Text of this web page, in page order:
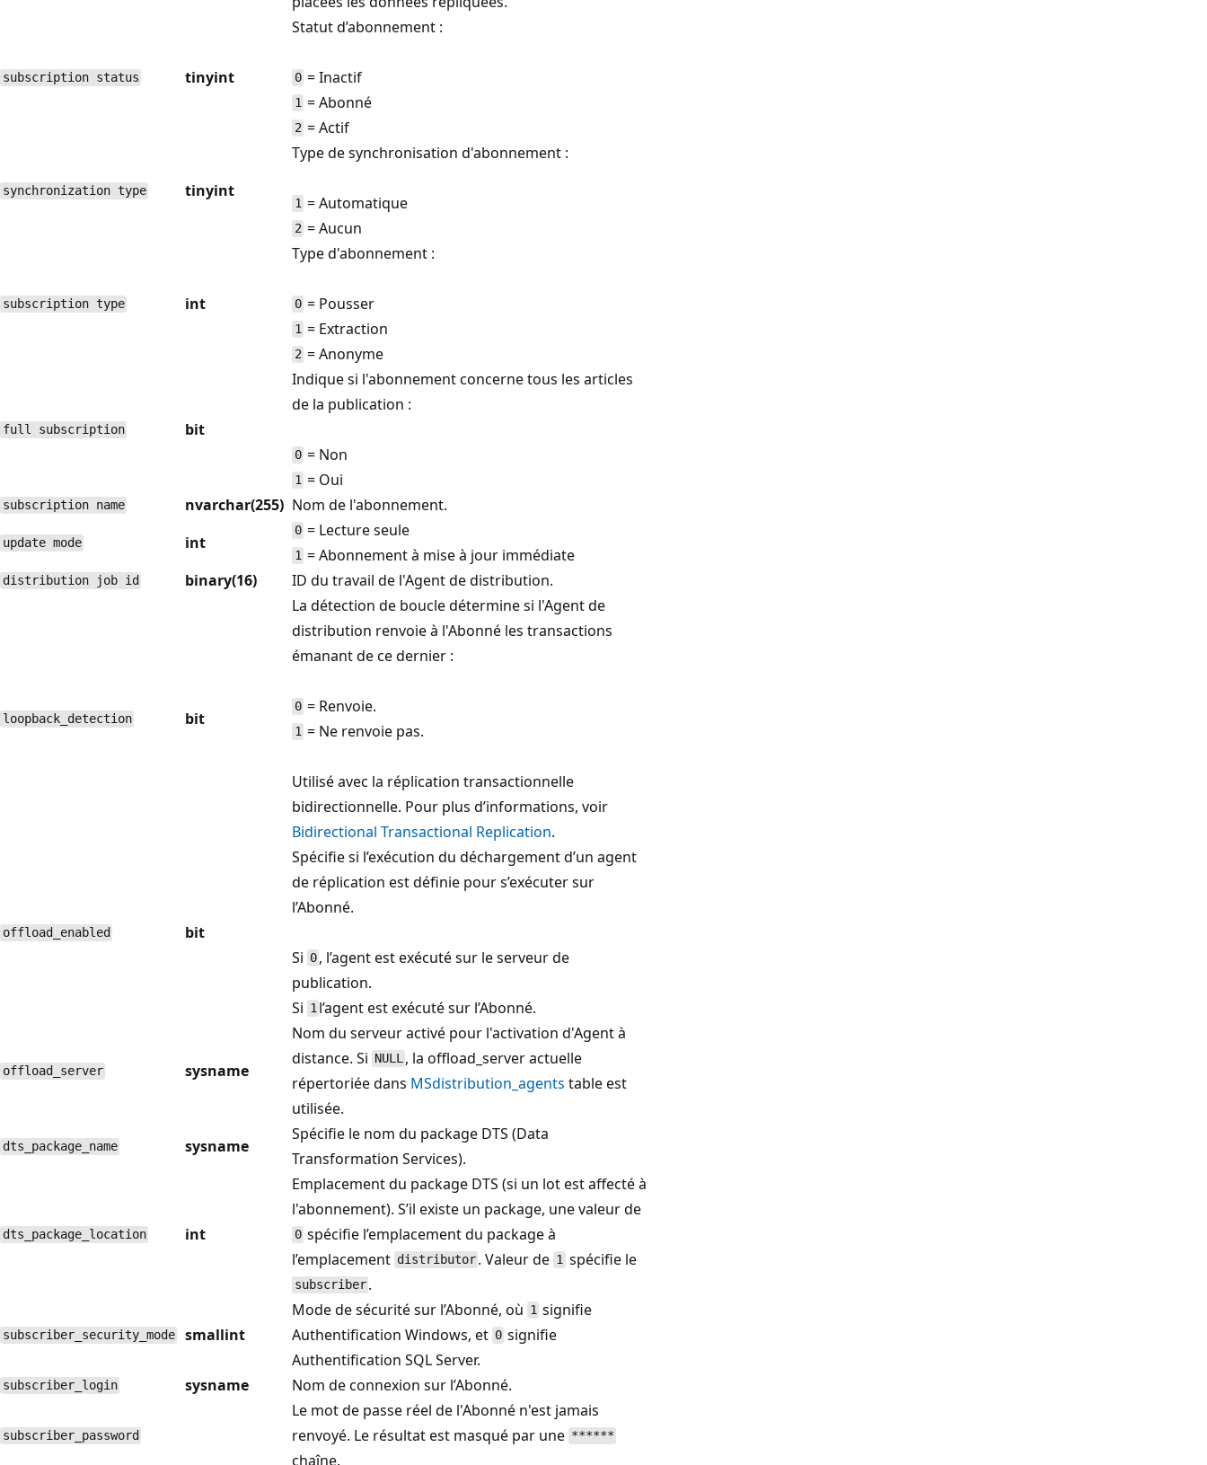
subscription status tinyint
Statut d’abonnement :
0 = Inactif
1 = Abonné
2 = Actif
synchronization type tinyint
Type de synchronisation d'abonnement :
1 = Automatique
2 = Aucun
subscription type int
Type d'abonnement :
0 = Pousser
1 = Extraction
2 = Anonyme
full subscription bit
Indique si l'abonnement concerne tous les articles
de la publication :
0 = Non
1 = Oui
subscription name nvarchar(255) Nom de l'abonnement.
update mode int
0 = Lecture seule
1 = Abonnement à mise à jour immédiate
distribution job id binary(16) ID du travail de l'Agent de distribution.
loopback_detection bit
La détection de boucle détermine si l'Agent de
distribution renvoie à l'Abonné les transactions
émanant de ce dernier :
0 = Renvoie.
1 = Ne renvoie pas.
Utilisé avec la réplication transactionnelle
bidirectionnelle. Pour plus d’informations, voir
Bidirectional Transactional Replication.
offload_enabled bit
Spécifie si l’exécution du déchargement d’un agent
de réplication est définie pour s’exécuter sur
l’Abonné.
Si 0 , l’agent est exécuté sur le serveur de
publication.
Si 1 l’agent est exécuté sur l’Abonné.
offload_server sysname
Nom du serveur activé pour l'activation d'Agent à
distance. Si NULL , la offload_server actuelle
répertoriée dans MSdistribution_agents table est
utilisée.
dts_package_name sysname
Spécifie le nom du package DTS (Data
Transformation Services).
dts_package_location int
Emplacement du package DTS (si un lot est affecté à
l'abonnement). S’il existe un package, une valeur de
0 spécifie l’emplacement du package à
l’emplacement distributor . Valeur de 1spécifie le
subscriber .
subscriber_security_mode smallint
Mode de sécurité sur l’Abonné, où 1 signifie
Authentification Windows, et 0 signifie
Authentification SQL Server.
subscriber_login sysname Nom de connexion sur l’Abonné.
subscriber_password
Le mot de passe réel de l'Abonné n'est jamais
renvoyé. Le résultat est masqué par une ******
chaîne.